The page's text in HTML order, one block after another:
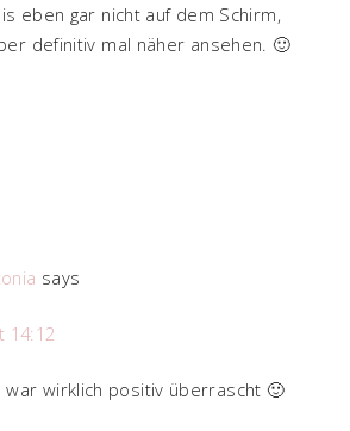
eben gar nicht auf dem Schirm,
definitiv mal näher ansehen. 🙂
says
14:12
war wirklich positiv überrascht 🙂